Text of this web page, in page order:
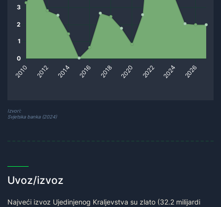
Izvori:
Svjetska banka (2024)
Uvoz/izvoz
Najveći izvoz Ujedinjenog Kraljevstva su zlato (32.2 milijardi